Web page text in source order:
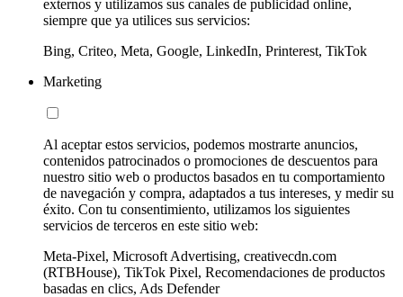
externos y utilizamos sus canales de publicidad online,
siempre que ya utilices sus servicios:
Bing, Criteo, Meta, Google, LinkedIn, Printerest, TikTok
Marketing
Al aceptar estos servicios, podemos mostrarte anuncios,
contenidos patrocinados o promociones de descuentos para
nuestro sitio web o productos basados en tu comportamiento
de navegación y compra, adaptados a tus intereses, y medir su
éxito. Con tu consentimiento, utilizamos los siguientes
servicios de terceros en este sitio web:
Meta-Pixel, Microsoft Advertising, creativecdn.com
(RTBHouse), TikTok Pixel, Recomendaciones de productos
basadas en clics, Ads Defender